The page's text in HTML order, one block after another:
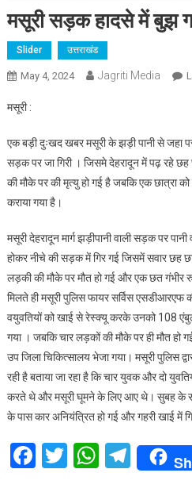
मसूरी सड़क हादसे में बुझ
Slider उत्तराखंड
May 4, 2024 Jagriti Media
मसूरी :
एक बड़ी दुःखद खबर मसूरी के झड़ी पानी से जहा
सड़क पर जा गिरी । जिसमे देहरादून में पढ़ रहे छह
की मौके पर की मृत्यु हो गई है जबकि एक छात्रा
कराया गया है।
मसूरी देहरादून मार्ग झड़ीपानी वाली सड़क पर
होकर नीचे की सड़क में गिर गई जिसमें सवार छह
लड़की की मौके पर मौत हो गई और एक छत गंभीर
मिलते ही मसूरी पुलिस फायर सर्विस एसडीआरएफ
वयुवतियों को खाई से रेस्क्यू करके उनको 108
गया । जबकि चार लड़कों की मौके पर ही मौत हो
उप जिला चिकित्सालय भेजा गया। मसूरी पुलिस
रही है बताया जा रहा है कि चार युवक और दो
करते थे और मसूरी घूमने के लिए आए थे। सुबह के
के पास कार अनियंत्रित हो गई और गहरी खाई में
Facebook
Twitter